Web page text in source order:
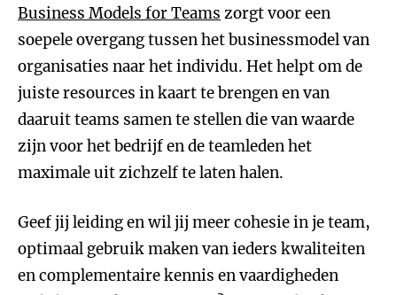
Business Models for Teams zorgt voor een
soepele overgang tussen het businessmodel van
organisaties naar het individu. Het helpt om de
juiste resources in kaart te brengen en van
daaruit teams samen te stellen die van waarde
zijn voor het bedrijf en de teamleden het
maximale uit zichzelf te laten halen.
Geef jij leiding en wil jij meer cohesie in je team,
optimaal gebruik maken van ieders kwaliteiten
en complementaire kennis en vaardigheden